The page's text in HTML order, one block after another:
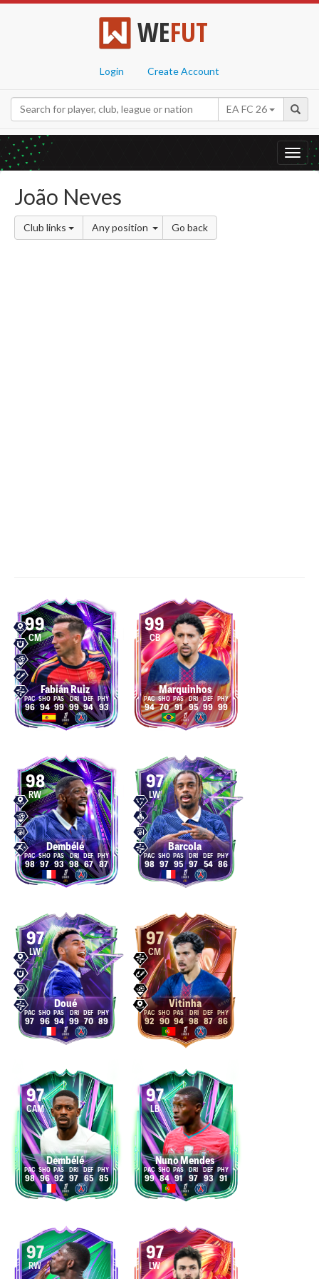
WEFUT
Login Create Account
EA FC 26
João Neves
Club links Any position Go back
99
CM
Fabián Ruiz
96 94 99 99 94 93
99
CB
Marquinhos
94 70 91 95 99 99
98
RW
Dembélé
98 97 93 98 67 87
97
LW
Barcola
98 97 95 97 54 86
97
LW
Doué
97 96 94 99 70 89
97
CM
Vitinha
92 90 94 98 87 86
97
CAM
Dembélé
98 96 92 97 65 85
97
LB
Nuno Mendes
99 84 91 97 93 91
97
RW
97
LW